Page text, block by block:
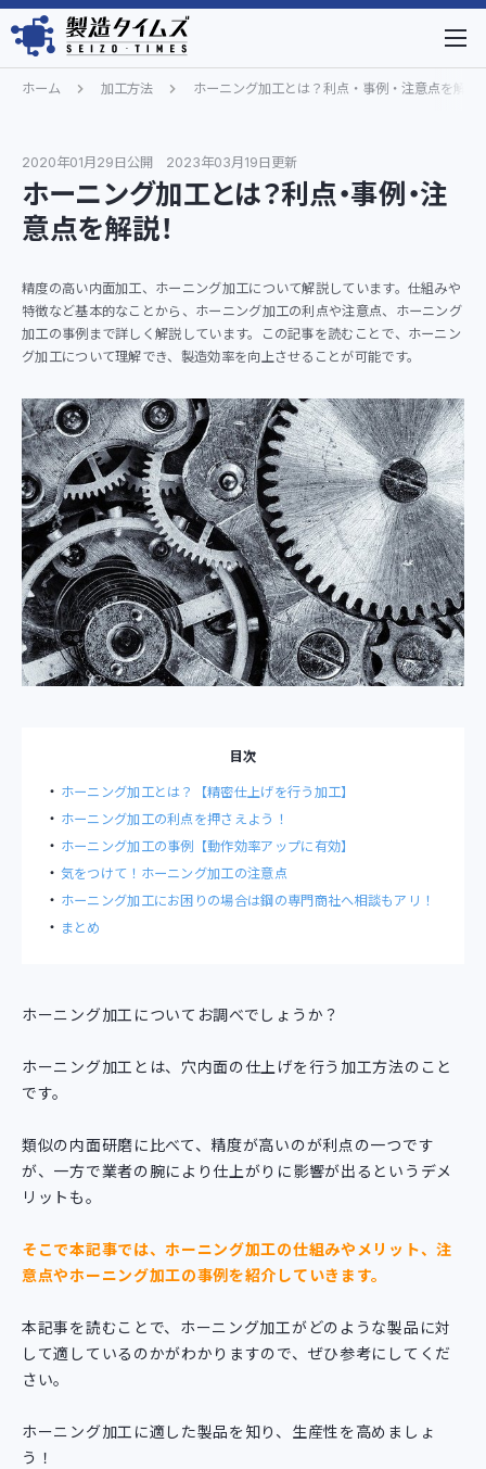
ホーム 加工方法 ホーニング加工とは？利点・事例・注意点を解説
2020年01月29日公開 2023年03月19日更新
ホーニング加工とは？利点・事例・注
意点を解説！
精度の高い内面加工、ホーニング加工について解説しています。仕組みや
特徴など基本的なことから、ホーニング加工の利点や注意点、ホーニング
加工の事例まで詳しく解説しています。この記事を読むことで、ホーニン
グ加工について理解でき、製造効率を向上させることが可能です。
目次
ホーニング加工とは？【精密仕上げを行う加工】
ホーニング加工の利点を押さえよう！
ホーニング加工の事例【動作効率アップに有効】
気をつけて！ホーニング加工の注意点
ホーニング加工にお困りの場合は鋼の専門商社へ相談もアリ！
まとめ
ホーニング加工についてお調べでしょうか？
ホーニング加工とは、穴内面の仕上げを行う加工方法のこと
です。
類似の内面研磨に比べて、精度が高いのが利点の一つです
が、一方で業者の腕により仕上がりに影響が出るというデメ
リットも。
そこで本記事では、ホーニング加工の仕組みやメリット、注
意点やホーニング加工の事例を紹介していきます。
本記事を読むことで、ホーニング加工がどのような製品に対
して適しているのかがわかりますので、ぜひ参考にしてくだ
さい。
ホーニング加工に適した製品を知り、生産性を高めましょ
う！